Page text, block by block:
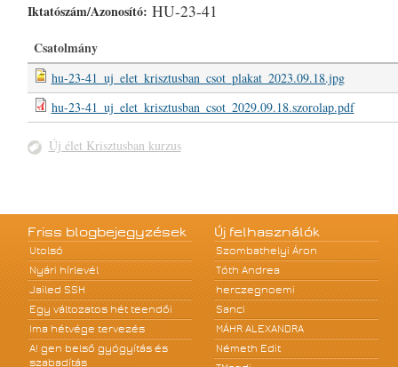
Iktatószám/Azonosító: HU-23-41
Csatolmány
hu-23-41_uj_elet_krisztusban_csot_plakat_2023.09.18.jpg
hu-23-41_uj_elet_krisztusban_csot_2029.09.18.szorolap.pdf
Új élet Krisztusban kurzus
Friss blogbejegyzések
Utolsó
Nyári hírlevél
Jailed SSH
Egy változatos hét teendői
Ima hétvége tervezés
A! gen belső gyógyítás és
szabadítás
Új felhasználók
Szombathelyi Áron
Tóth Andrea
herczegnoemi
Sanci
MÁHR ALEXANDRA
Németh Edit